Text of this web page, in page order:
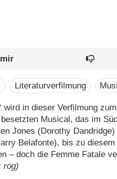
Literaturverfilmung
wird in dieser Verfilmung
Musical, das im
Jones (Dorothy
Belafonte), bis zu
– doch die Femme Fatale
rog)